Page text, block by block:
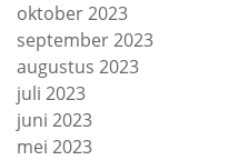
oktober 2023
september 2023
augustus 2023
juli 2023
juni 2023
mei 2023